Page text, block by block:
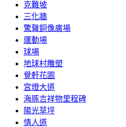
克難坡
三化牆
驚聲銅像廣場
運動場
球場
地球村雕塑
覺軒花園
宮燈大道
海豚吉祥物里程碑
陽光草坪
情人道